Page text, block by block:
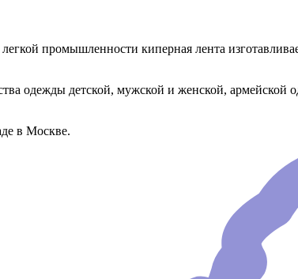
промышленности киперная лента
одежды детской, мужской и женской, армейской
в Москве.